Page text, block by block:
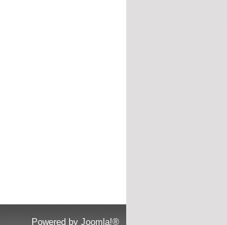
Powered by Joomla!®